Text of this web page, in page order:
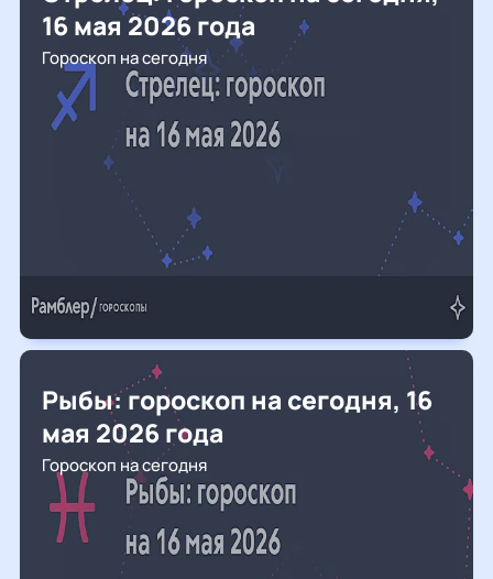
16 мая 2026 года
Гороскоп на сегодня
Рыбы: гороскоп на сегодня, 16
мая 2026 года
Гороскоп на сегодня